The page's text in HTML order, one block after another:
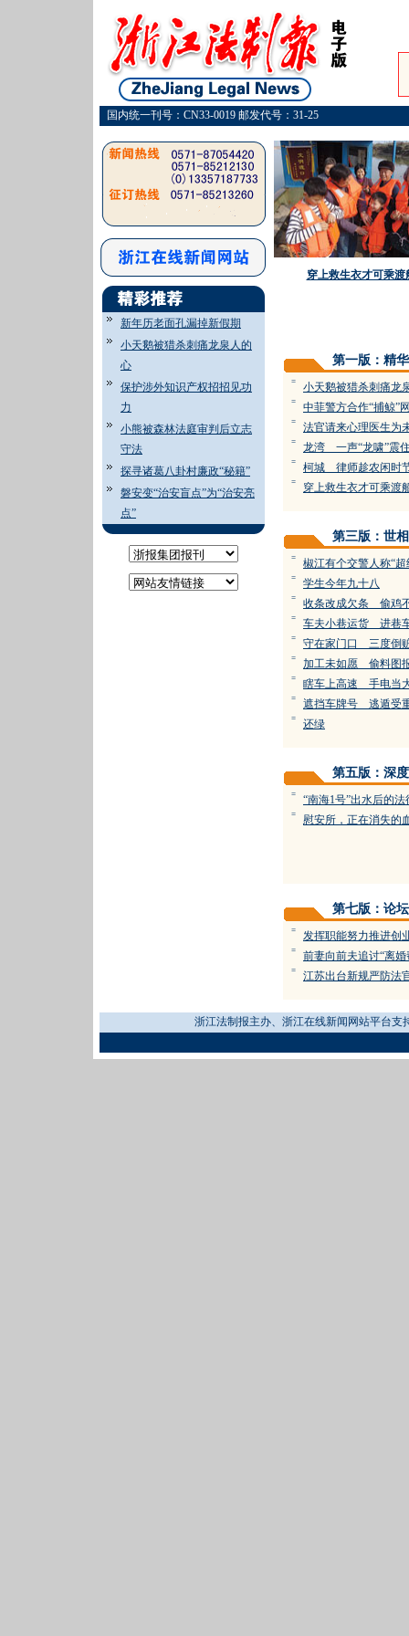
国内统一刊号：CN33-0019 邮发代号：31-25
新年历老面孔漏掉新假期
小天鹅被猎杀刺痛龙泉人的
心
保护涉外知识产权招招见功
力
小熊被森林法庭审判后立志
守法
探寻诸葛八卦村廉政“秘籍”
磐安变“治安盲点”为“治安亮
点”
穿上救生衣才可乘渡
第一版：精
= 小天鹅被猎杀刺痛龙
= 中菲警方合作“捕鲸”
= 法官请来心理医生为
= 龙湾 一声“龙啸”震
= 柯城 律师趁农闲时
= 穿上救生衣才可乘渡
第三版：世相
= 椒江有个交警人称“超
= 学生今年九十八
= 收条改成欠条 偷鸡
= 车夫小巷运货 进巷
= 守在家门口 三度倒
= 加工未如愿 偷料图
= 瞎车上高速 手电当
= 遮挡车牌号 逃遁受
= 还绿
第五版：深度
= “南海1号”出水后的法
= 慰安所，正在消失的
第七版：论坛
= 发挥职能努力推进创
= 前妻向前夫追讨“离婚
= 江苏出台新规严防法
浙江法制报主办、浙江在线新闻网站平台